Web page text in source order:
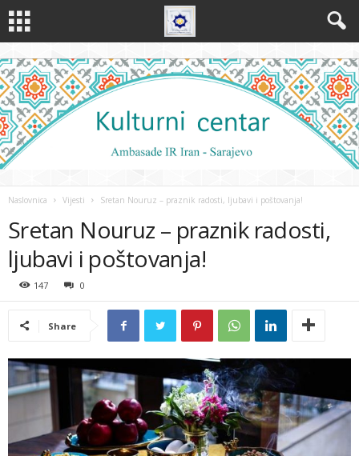
Naslovnica Vijesti Sretan Nouruz – praznik radosti, ljubavi i poštovanja!
Sretan Nouruz – praznik radosti,
ljubavi i poštovanja!
147 0
Share